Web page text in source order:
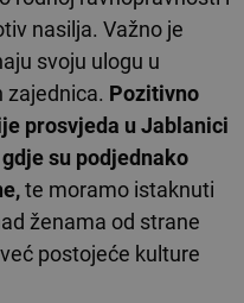
nasilja. Važno je
svoju ulogu u
zajednica. Pozitivno
prosvjeda u Jablanici
su podjednako
te moramo istaknuti
ženama od strane
postojeće kulture